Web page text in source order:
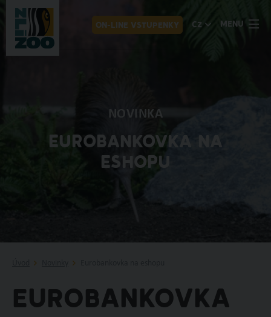
ON-LINE VSTUPENKY CZ MENU
NOVINKA
EUROBANKOVKA NA
ESHOPU
Eurobankovka